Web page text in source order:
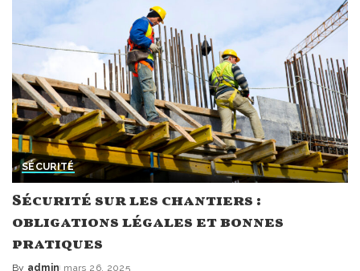
SÉCURITÉ
Sécurité sur les chantiers :
obligations légales et bonnes
pratiques
By admin mars 26, 2025